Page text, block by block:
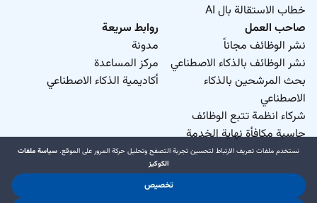
خطاب الاستقالة بال AI
صاحب العمل
نشر الوظائف مجاناً
نشر الوظائف بالذكاء الاصطناعي
بحث المرشحين بالذكاء
الاصطناعي
شركاء انظمة تتبع الوظائف
حاسبة مكافأة نهاية الخدمة
روابط سريعة
مدونة
مركز المساعدة
أكاديمية الذكاء الاصطناعي
نستخدم ملفات تعريف الارتباط لتحسين تجربة التصفح وتحليل حركة المرور على الموقع. سياسة ملفات
الكوكيز
تخصيص